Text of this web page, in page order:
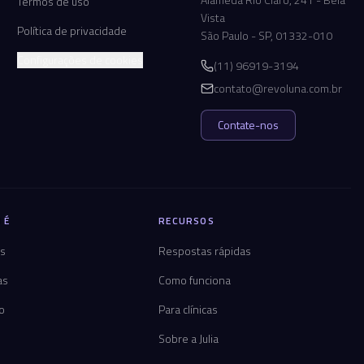
Política de privacidade
Vista
São Paulo - SP, 01332-010
(11) 96919-3194
contato@revoluna.com.br
Contate-nos
RECURSOS
Respostas rápidas
Como funciona
Para clínicas
Sobre a Julia